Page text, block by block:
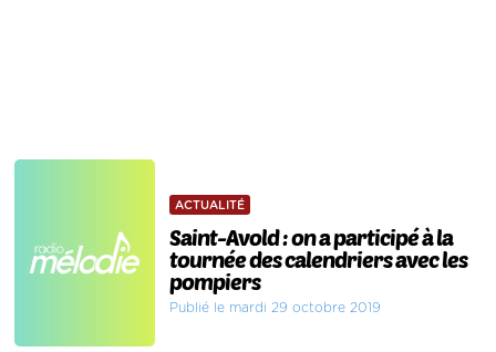
ACTUALITÉ
Saint-Avold : on a participé à la
tournée des calendriers avec les
pompiers
Publié le mardi 29 octobre 2019